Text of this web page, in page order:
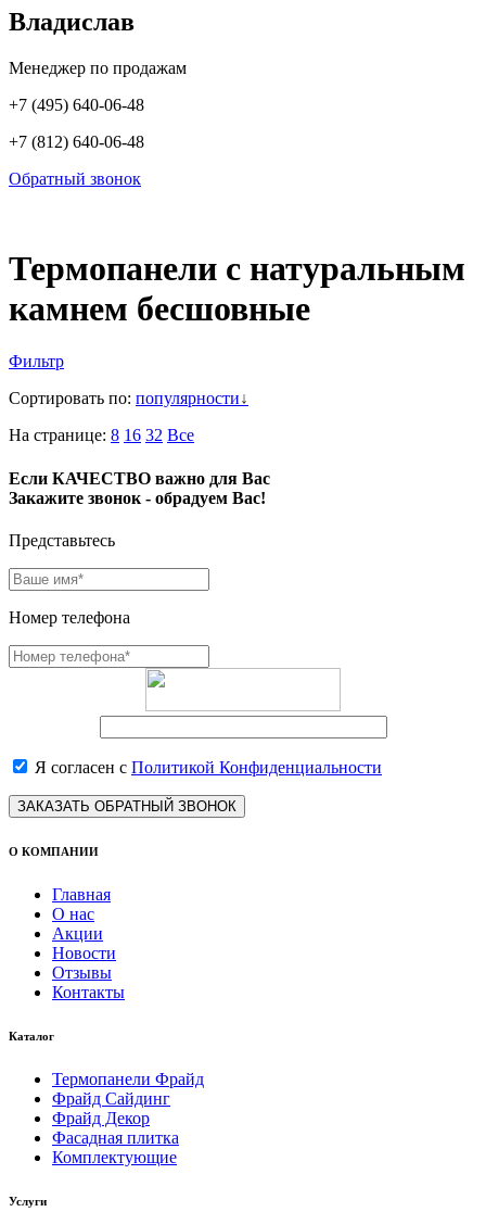
Владислав
Менеджер по продажам
+7 (495) 640-06-48
+7 (812) 640-06-48
Обратный звонок
Термопанели с натуральным
камнем бесшовные
Фильтр
Сортировать по: популярности
На странице: 8 16 32 Все
Если КАЧЕСТВО важно для Вас
Закажите звонок - обрадуем Вас!
Представьтесь
Номер телефона
Я согласен с Политикой Конфиденциальности
ЗАКАЗАТЬ ОБРАТНЫЙ ЗВОНОК
О КОМПАНИИ
Главная
О нас
Акции
Новости
Отзывы
Контакты
Каталог
Термопанели Фрайд
Фрайд Сайдинг
Фрайд Декор
Фасадная плитка
Комплектующие
Услуги